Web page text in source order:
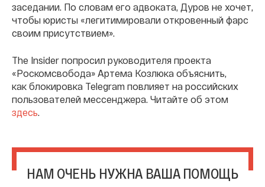
заседании. По словам его адвоката, Дуров не хочет,
чтобы юристы «легитимировали откровенный фарс
своим присутствием».
The Insider попросил руководителя проекта
«Роскомсвобода» Артема Козлюка объяснить,
как блокировка Telegram повлияет на российских
пользователей мессенджера. Читайте об этом
здесь
НАМ ОЧЕНЬ НУЖНА ВАША ПОМОЩЬ